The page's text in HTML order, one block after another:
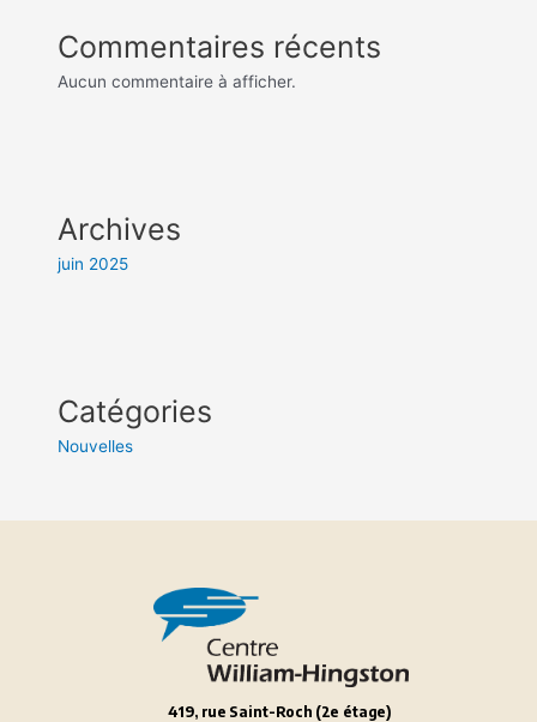
Commentaires récents
Aucun commentaire à afficher.
Archives
juin 2025
Catégories
Nouvelles
419, rue Saint-Roch (2e étage)